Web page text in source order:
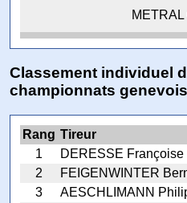
METRAL
Classement individuel
championnats
Rang Tireur
1
DERESSE Françoise
2
FEIGENWINTER
3
AESCHLIMANN